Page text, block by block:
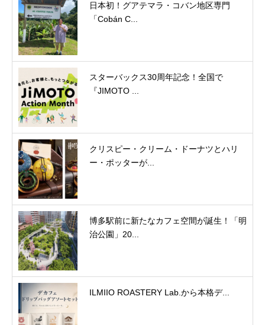
日本初！グアテマラ・コバン地区専門
「Cobán C...
スターバックス30周年記念！全国で
『JIMOTO ...
クリスピー・クリーム・ドーナツとハリ
ー・ポッターが...
博多駅前に新たなカフェ空間が誕生！「明
治公園」20...
ILMIIO ROASTERY Lab.から本格デ...